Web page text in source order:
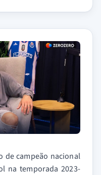
de campeão nacional
na temporada 2023-